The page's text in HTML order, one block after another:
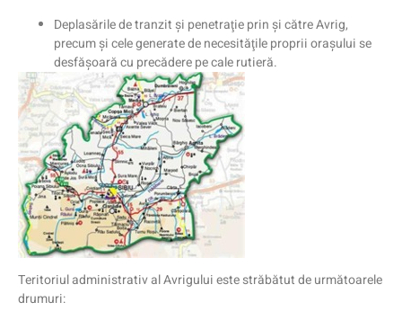
Deplasările de tranzit şi penetraţie prin şi către Avrig,
precum şi cele generate de necesităţile proprii oraşului se
desfăşoară cu precădere pe cale rutieră.
Teritoriul administrativ al Avrigului este străbătut de următoarele
drumuri: